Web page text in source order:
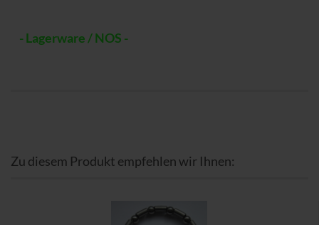
- Lagerware / NOS -
Zu diesem Produkt empfehlen wir Ihnen: